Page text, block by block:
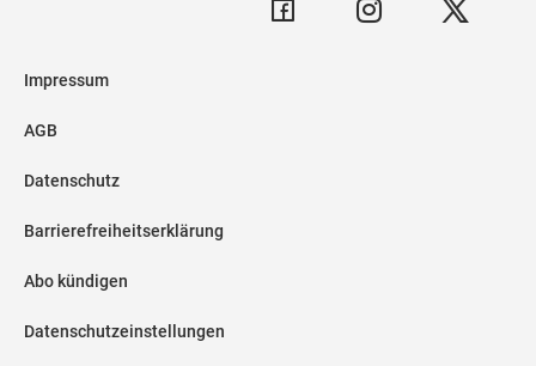
Impressum
AGB
Datenschutz
Barrierefreiheitserklärung
Abo kündigen
Datenschutzeinstellungen